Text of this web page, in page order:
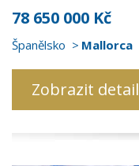
78 650 000 Kč
Španělsko Mallorca
Zobrazit detail